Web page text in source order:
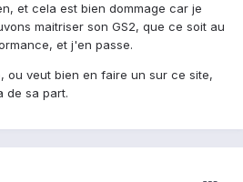
et cela est bien dommage car je
maitriser son GS2, que ce soit au
et j'en passe.
ou veut bien en faire un sur ce site,
de sa part.